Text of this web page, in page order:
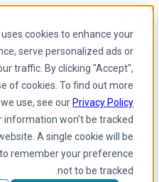
cookies to enhance your
serve personalized ads or
traffic. By clicking "Accept",
of cookies. To find out more
use, see our Privacy Policy
information won’t be tracked
A single cookie will be
remember your preference
not to be tracked.
Skip to main content
Arabic
Arabic
إنجليزي
فرنسية
Portuguese
Spanish